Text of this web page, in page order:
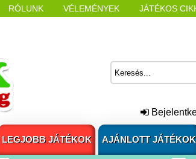
RÓLUNK VÉLEMÉNYEK JÁTÉKOS
LEGJOBB JÁTÉKOK AJÁNLOTT JÁTÉKOK